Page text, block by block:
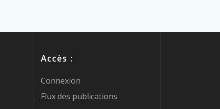
Accès :
Connexion
Flux des publications